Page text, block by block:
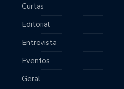
Curtas
Editorial
Entrevista
Eventos
Geral